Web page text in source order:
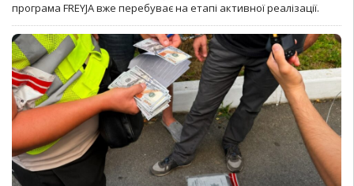
програма FREYJA вже перебуває на етапі активної реалізації.